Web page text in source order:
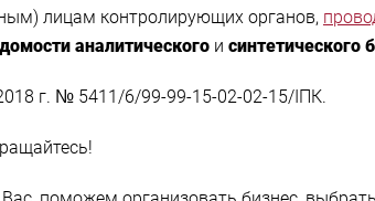
лицам контролирующих органов,
аналитического и синтетического
г. № 5411/6/99-99-15-02-02-15/ІПК.